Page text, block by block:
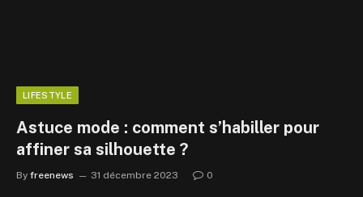
LIFESTYLE
Astuce mode : comment s’habiller pour
affiner sa silhouette ?
By freenews 31 décembre 2023 0